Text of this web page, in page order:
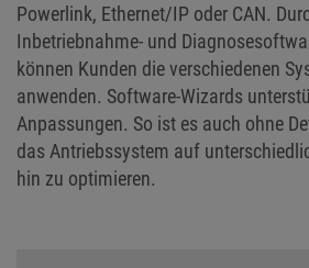
Powerlink, Ethernet/IP oder CAN.
Inbetriebnahme- und
können Kunden die verschiedenen
anwenden. Software-Wizards
Anpassungen. So ist es auch ohne
das Antriebssystem auf
hin zu optimieren.